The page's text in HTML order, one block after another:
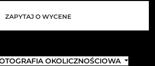
ZAPYTAJ O WYCENE
OKOLICZNOŚCIOWA